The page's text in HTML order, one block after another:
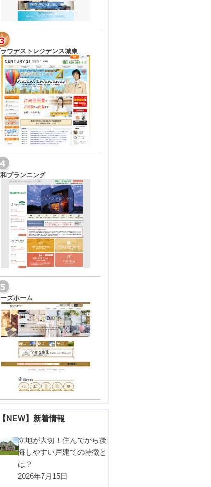
ウデストレジデンス城東
プランニング
ズホーム
【NEW】新着情報
立地が大切！住んでから後
悔しやすい戸建ての特徴と
は？
2026年7月15日